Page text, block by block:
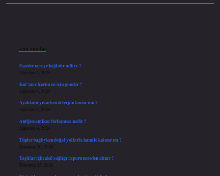
Son Yazılar
Esenler nereye bağlıdır adliye ?
Ağustos 6, 2026
Kur’an-ı Kerim ne için gönder ?
Ağustos 6, 2026
Ayakkabı yıkarken deterjan konur mu ?
Ağustos 5, 2026
Antijen-antikor birleşmesi nedir ?
Ağustos 4, 2026
Tüpler bağlıyken doğal yollarla hamile kalınır mı ?
Temmuz 30, 2026
Yaşlılar için akıl sağlığı raporu nereden alınır ?
Temmuz 25, 2026